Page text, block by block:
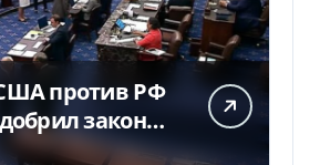
против РФ
закон